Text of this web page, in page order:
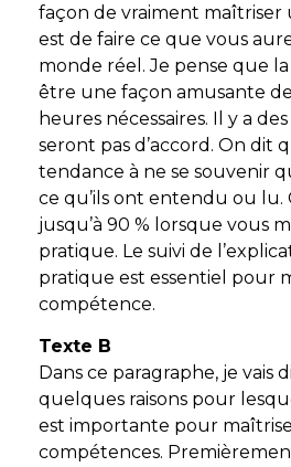
façon de vraiment maîtriser
est de faire ce que vous
monde réel. Je pense que
être une façon amusante
heures nécessaires. Il y a
seront pas d’accord. On dit
tendance à ne se souvenir
ce qu’ils ont entendu ou
jusqu’à 90 % lorsque vous
pratique. Le suivi de
pratique est essentiel pour
compétence.
Texte B
Dans ce paragraphe, je vais
quelques raisons pour
est importante pour
compétences.